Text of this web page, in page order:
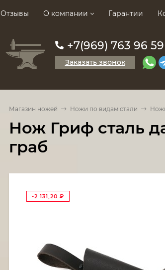
Отзывы О компании Гарантии
+7(969) 763 96 59
Заказать звонок
Магазин ножей Ножи по видам стали
Нож Гриф сталь
граб
-2 131,20 ₽